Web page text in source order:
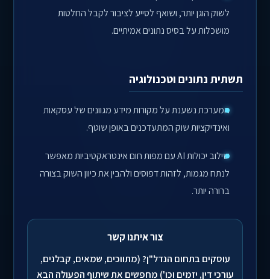
לשוק הוגן יותר, ושואף לסייע לציבור לקבל החלטות
מושכלות על בסיס נתונים אמיתיים.
תשתית נתונים וטכנולוגיה
המערכת נשענת על מקורות מידע מגוונים של עסקאות
ואינדיקציות שוק המתעדכנים באופן שוטף.
שילוב יכולות AI עם מפות חום אינטראקטיביות מאפשר
לנתח מגמות, לזהות דפוסים ולהבין את כיוון השוק בצורה
ברורה יותר.
צור איתנו קשר
עוסקים בתחום הנדל"ן? (מתווכים, שמאים, קבלנים,
עורכי דין, יזמים וכו') מחפשים את שיתוף הפעולה הבא